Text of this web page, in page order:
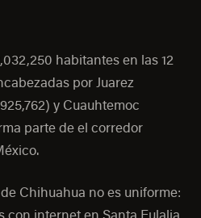
habitantes en las 12
por Juarez
y Cuauhtemoc
parte de el corredor
Chihuahua no es uniforme:
con internet en Santa Eulalia